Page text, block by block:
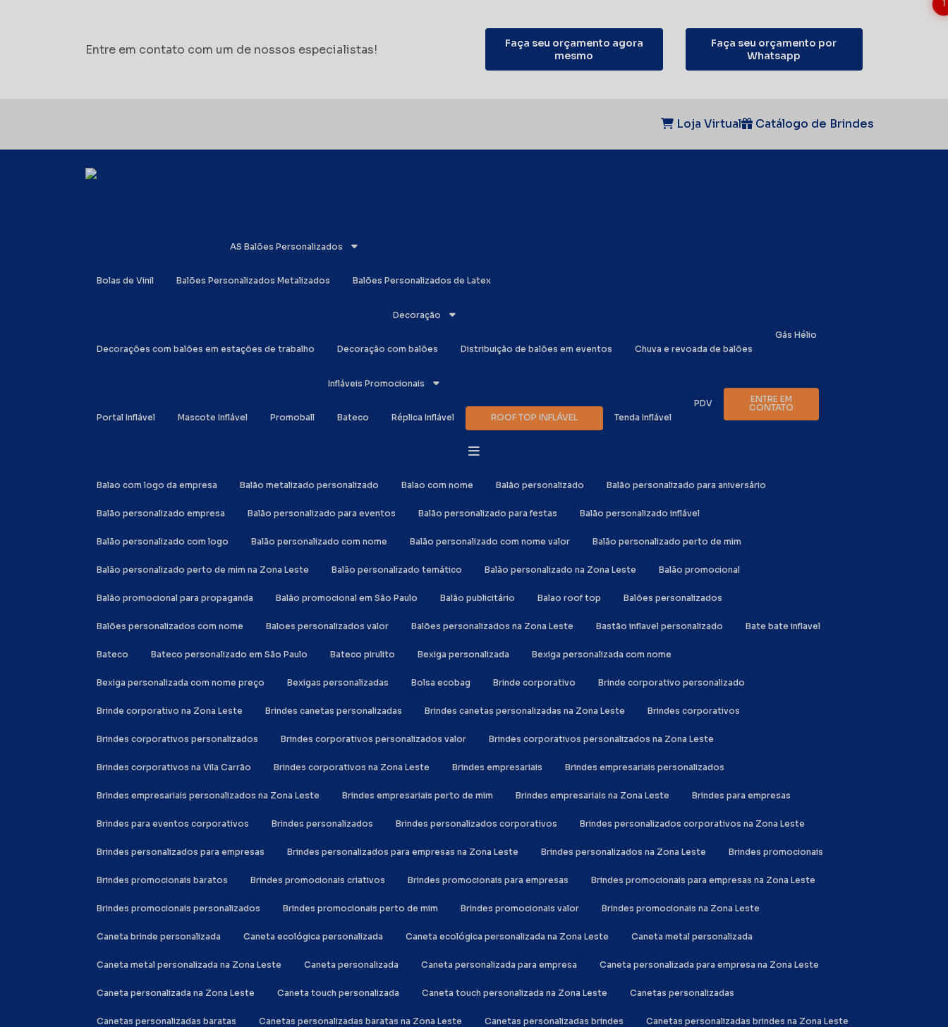
Entre em contato com um de nossos especialistas!
Faça seu orçamento agora
mesmo
Faça seu orçamento por
Whatsapp
Loja Virtual Catálogo de Brindes
Infláveis Promocionais
Bateco
Mascote Inflável
Portal Inflável Promoball Réplica Inflável ROOF TOP INFLÁVEL Tenda Inflável
Decoração
Chuva e revoada de balões
Decoração com balões
Decorações com balões em estações de trabalho Distribuição de balões em eventos
AS Balões Personalizados
Balões Personalizados de Latex
Balões Personalizados Metalizados
Bolas de Vinil
Gás Hélio
PDV
ENTRE EM
CONTATO
Balao com logo da empresa Balão metalizado personalizado Balao com nome Balão personalizado Balão personalizado para aniversário
Balão personalizado empresa Balão personalizado para eventos Balão personalizado para festas Balão personalizado inflável
Balão personalizado com logo Balão personalizado com nome Balão personalizado com nome valor Balão personalizado perto de mim
Balão personalizado perto de mim na Zona Leste Balão personalizado temático Balão personalizado na Zona Leste Balão promocional
Balão promocional para propaganda Balão promocional em São Paulo Balão publicitário Balao roof top Balões personalizados
Balões personalizados com nome Baloes personalizados valor Balões personalizados na Zona Leste Bastão inflavel personalizado Bate bate inflavel
Bateco Bateco personalizado em São Paulo Bateco pirulito Bexiga personalizada Bexiga personalizada com nome
Bexiga personalizada com nome preço Bexigas personalizadas Bolsa ecobag Brinde corporativo Brinde corporativo personalizado
Brinde corporativo na Zona Leste Brindes canetas personalizadas Brindes canetas personalizadas na Zona Leste Brindes corporativos
Brindes corporativos personalizados Brindes corporativos personalizados valor Brindes corporativos personalizados na Zona Leste
Brindes corporativos na Vila Carrão Brindes corporativos na Zona Leste Brindes empresariais Brindes empresariais personalizados
Brindes empresariais personalizados na Zona Leste Brindes empresariais perto de mim Brindes empresariais na Zona Leste Brindes para empresas
Brindes para eventos corporativos Brindes personalizados Brindes personalizados corporativos Brindes personalizados corporativos na Zona Leste
Brindes personalizados para empresas Brindes personalizados para empresas na Zona Leste Brindes personalizados na Zona Leste Brindes promocionais
Brindes promocionais baratos Brindes promocionais criativos Brindes promocionais para empresas Brindes promocionais para empresas na Zona Leste
Brindes promocionais personalizados Brindes promocionais perto de mim Brindes promocionais valor Brindes promocionais na Zona Leste
Caneta brinde personalizada Caneta ecológica personalizada Caneta ecológica personalizada na Zona Leste Caneta metal personalizada
Caneta metal personalizada na Zona Leste Caneta personalizada Caneta personalizada para empresa Caneta personalizada para empresa na Zona Leste
Caneta personalizada na Zona Leste Caneta touch personalizada Caneta touch personalizada na Zona Leste Canetas personalizadas
Canetas personalizadas baratas Canetas personalizadas baratas na Zona Leste Canetas personalizadas brindes Canetas personalizadas brindes na Zona Leste
1